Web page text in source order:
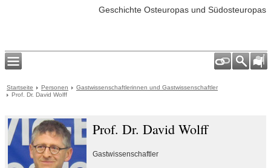
Geschichte Osteuropas und Südosteuropas
Startseite Personen
Gastwissenschaftlerinnen und Gastwissenschaftler
Prof. Dr. David Wolff
Prof. Dr. David Wolff
Gastwissenschaftler